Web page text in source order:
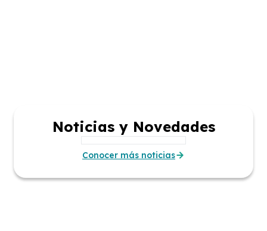
Noticias y Novedades
Conocer más noticias